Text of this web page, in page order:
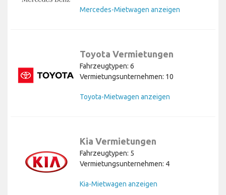
Mercedes-Mietwagen anzeigen
Toyota Vermietungen
Fahrzeugtypen: 6
Vermietungsunternehmen: 10
Toyota-Mietwagen anzeigen
Kia Vermietungen
Fahrzeugtypen: 5
Vermietungsunternehmen: 4
Kia-Mietwagen anzeigen